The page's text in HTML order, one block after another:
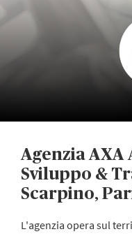
Agenzia AXA
Sviluppo &
Scarpino,
L'agenzia opera sul